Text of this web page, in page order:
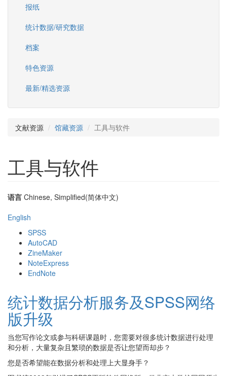
报纸
统计数据/研究数据
档案
特色资源
最新/精选资源
文献资源 馆藏资源 工具与软件
工具与软件
语言 Chinese, Simplified(简体中文)
English
SPSS
AutoCAD
ZineMaker
NoteExpress
EndNote
统计数据分析服务及SPSS网络
版升级
当您写作论文或参与科研课题时，您需要对很多统计数据进行处理
和分析，大量复杂且繁琐的数据是否让您望而却步？
您是否希望能在数据分析和处理上大显身手？